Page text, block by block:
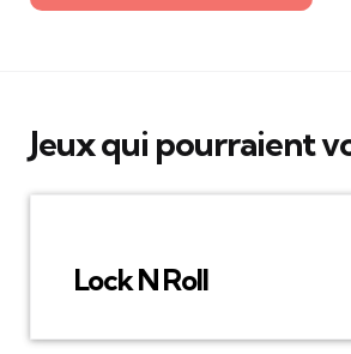
Jeux qui pourraient
Lock N Roll